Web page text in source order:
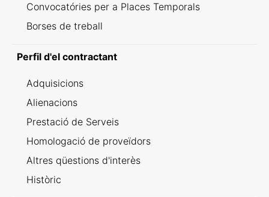
Convocatóries per a Places Temporals
Borses de treball
Perfil d'el contractant
Adquisicions
Alienacions
Prestació de Serveis
Homologació de proveïdors
Altres qüestions d'interès
Històric